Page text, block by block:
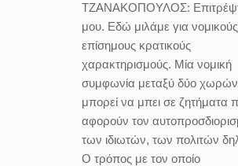
ΤΖΑΝΑΚΟΠΟΥΛΟΣ:
μου. Εδώ μιλάμε για
επίσημους κρατικούς
χαρακτηρισμούς. Μία νομική
συμφωνία μεταξύ δύο χωρών
μπορεί να μπει σε ζητήματα
αφορούν τον
των ιδιωτών, των πολιτών
Ο τρόπος με τον οποίο